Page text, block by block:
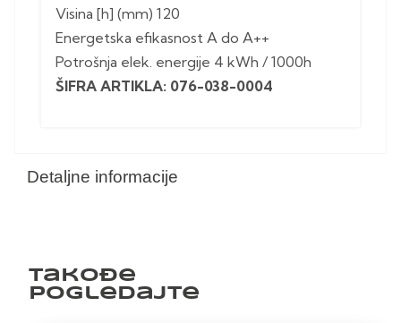
Detaljne informacije
Visina [h] (mm) 120
Energetska efikasnost A do A++
Potrošnja elek. energije 4 kWh / 1000h
ŠIFRA ARTIKLA: 076-038-0004
Takođe
pogledajte